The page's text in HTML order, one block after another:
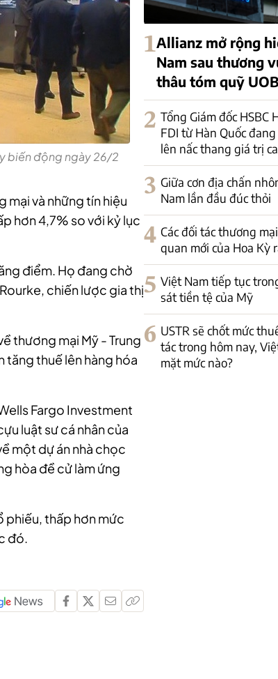
biến động ngày 26/2
mại và những tín hiệu
hơn 4,7% so với kỷ lục
điểm. Họ đang chờ
chiến lược gia thị
thương mại Mỹ - Trung
tăng thuế lên hàng hóa
Fargo Investment
luật sư cá nhân của
một dự án nhà chọc
hòa đề cử làm ứng
phiếu, thấp hơn mức
đó.
1Allianz mở rộng
Nam sau thương
thâu tóm quỹ UOB
2 Tổng Giám đốc HSBC
FDI từ Hàn Quốc
lên nấc thang giá trị
3 Giữa cơn địa chấn
Nam lần đầu đúc thỏi
4 Các đối tác thương
quan mới của Hoa Kỳ
5 Việt Nam tiếp tục
sát tiền tệ của Mỹ
6 USTR sẽ chốt mức
tác trong hôm nay,
mặt mức nào?